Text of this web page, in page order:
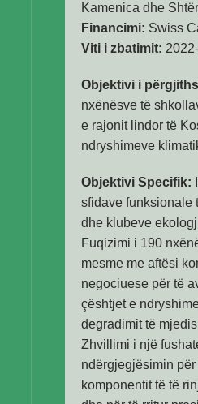
Kamenica dhe
Financimi: Swiss
Viti i zbatimit:
Objektivi i
nxënësve të
e rajonit lindor të
ndryshimeve
Objektivi Specifik:
sfidave funksionale
dhe klubeve
Fuqizimi i 190
mesme me aftësi
negociuese për të
çështjet e
degradimit të
Zhvillimi i një
ndërgjegjësimin
komponentit të të